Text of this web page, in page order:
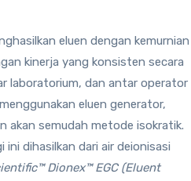
eluen dengan kemurnian
kinerja yang konsisten secara
laboratorium, dan antar operator
eluen generator,
akan semudah metode isokratik.
ini dihasilkan dari air deionisasi
Dionex™ EGC (Eluent